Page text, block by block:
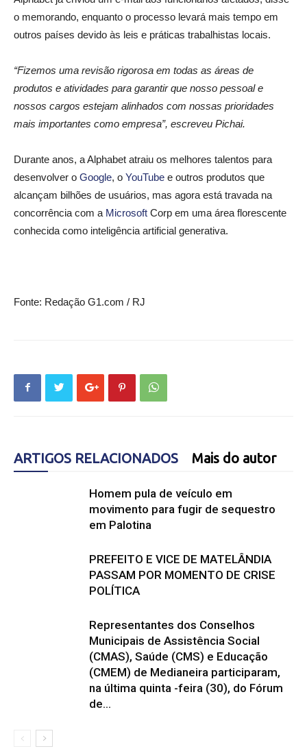
o memorando, enquanto o processo levará mais tempo em
outros países devido às leis e práticas trabalhistas locais.
“Fizemos uma revisão rigorosa em todas as áreas de
produtos e atividades para garantir que nosso pessoal e
nossos cargos estejam alinhados com nossas prioridades
mais importantes como empresa”, escreveu Pichai.
Durante anos, a Alphabet atraiu os melhores talentos para
desenvolver o Google, o YouTube e outros produtos que
alcançam bilhões de usuários, mas agora está travada na
concorrência com a Microsoft Corp em uma área florescente
conhecida como inteligência artificial generativa.
Fonte: Redação G1.com / RJ
ARTIGOS RELACIONADOS Mais do autor
Homem pula de veículo em
movimento para fugir de sequestro
em Palotina
PREFEITO E VICE DE MATELÂNDIA
PASSAM POR MOMENTO DE CRISE
POLÍTICA
Representantes dos Conselhos
Municipais de Assistência Social
(CMAS), Saúde (CMS) e Educação
(CMEM) de Medianeira participaram,
na última quinta -feira (30), do Fórum
de...